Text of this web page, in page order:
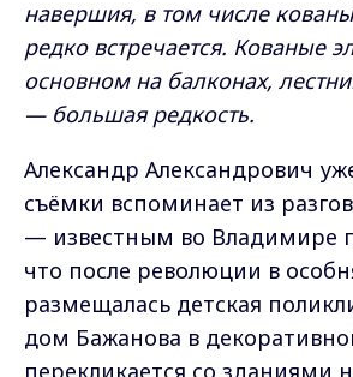
навершия, в том числе
редко встречается. Кованые
основном на балконах,
— большая редкость.
Александр Александрович
съёмки вспоминает из
— известным во Владимире
что после революции в
размещалась детская
дом Бажанова в
перекликается со зданиями